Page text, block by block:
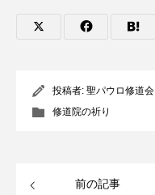
投稿者: 聖パウロ修道会
修道院の祈り
前の記事